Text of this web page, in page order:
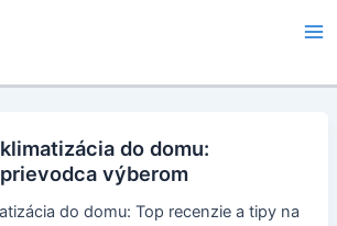
do domu:
výberom
do domu: Top recenzie a tipy na